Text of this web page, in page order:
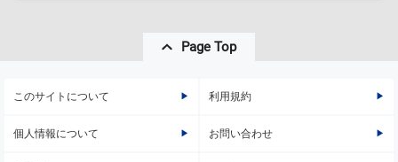
Page Top
このサイトについて 利用規約
個人情報について お問い合わせ